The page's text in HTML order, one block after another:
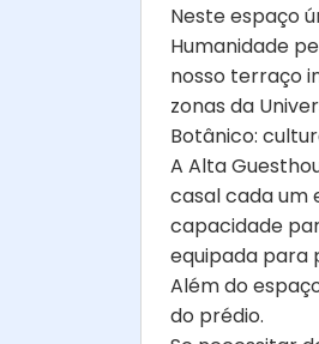
Neste espaço
Humanidade
nosso terraço
zonas da
Botânico:
A Alta
casal cada um
capacidade
equipada para
Além do
do prédio.